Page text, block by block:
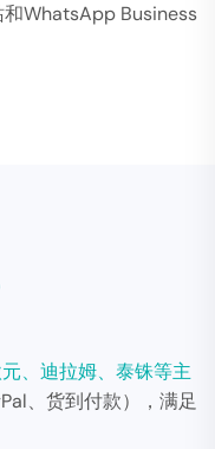
WhatsApp Business
、迪拉姆、泰铢等主
、货到付款），满足